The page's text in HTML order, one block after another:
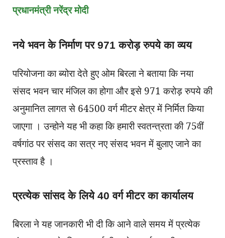
प्रधानमंत्री नरेंद्र मोदी
नये भवन के निर्माण पर 971 करोड़ रुपये का व्यय
परियोजना का ब्योरा देते हुए ओम बिरला ने बताया कि नया
संसद भवन चार मंजिल का होगा और इसे 971 करोड़ रुपये की
अनुमानित लागत से 64500 वर्ग मीटर क्षेत्र में निर्मित किया
जाएगा । उन्होने यह भी कहा कि हमारी स्वतन्त्रता की 75वीं
वर्षगांठ पर संसद का सत्र नए संसद भवन में बुलाए जाने का
प्रस्ताव है ।
प्रत्येक सांसद के लिये 40 वर्ग मीटर का कार्यालय
बिरला ने यह जानकारी भी दी कि आने वाले समय में प्रत्येक